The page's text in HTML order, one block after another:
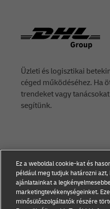
Üzleti és logisztikai
céged működéséhez. Ha
trendeket vagy
segítünk.
Ez a weboldal cookie-kat és
például meg tudjuk határozni
ajánlatainkat a
marketingtevékenységeinket.
minősülőszolgáltatók részére